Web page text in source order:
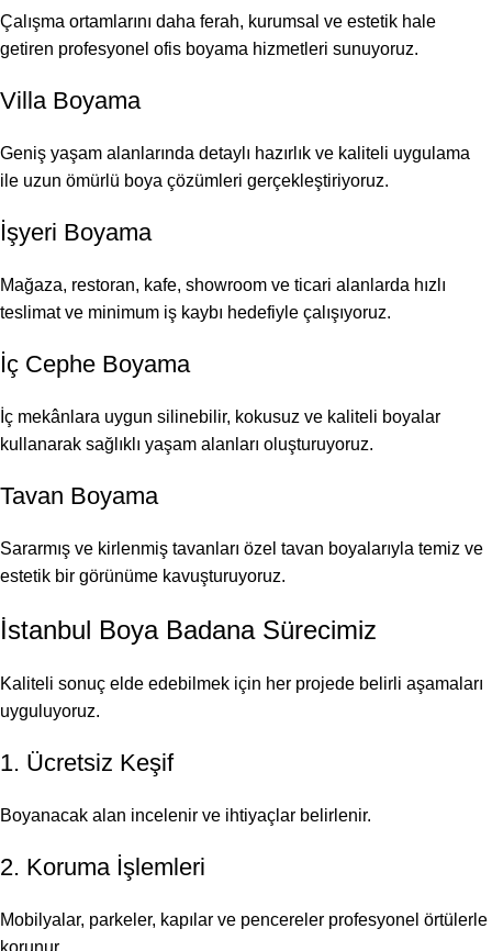
Çalışma ortamlarını daha ferah, kurumsal ve estetik hale
getiren profesyonel ofis boyama hizmetleri sunuyoruz.
Villa Boyama
Geniş yaşam alanlarında detaylı hazırlık ve kaliteli uygulama
ile uzun ömürlü boya çözümleri gerçekleştiriyoruz.
İşyeri Boyama
Mağaza, restoran, kafe, showroom ve ticari alanlarda hızlı
teslimat ve minimum iş kaybı hedefiyle çalışıyoruz.
İç Cephe Boyama
İç mekânlara uygun silinebilir, kokusuz ve kaliteli boyalar
kullanarak sağlıklı yaşam alanları oluşturuyoruz.
Tavan Boyama
Sararmış ve kirlenmiş tavanları özel tavan boyalarıyla temiz ve
estetik bir görünüme kavuşturuyoruz.
İstanbul Boya Badana Sürecimiz
Kaliteli sonuç elde edebilmek için her projede belirli aşamaları
uyguluyoruz.
1. Ücretsiz Keşif
Boyanacak alan incelenir ve ihtiyaçlar belirlenir.
2. Koruma İşlemleri
Mobilyalar, parkeler, kapılar ve pencereler profesyonel örtülerle
korunur.